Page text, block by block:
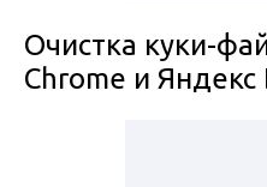
Очистка куки-
Chrome и Яндекс